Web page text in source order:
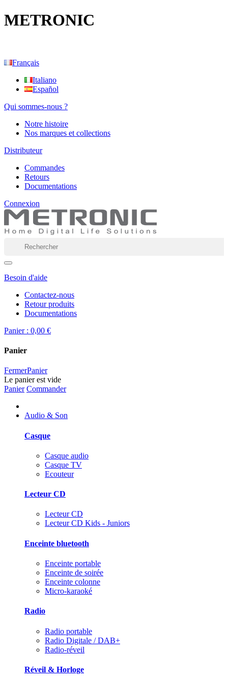
METRONIC
Français
Italiano
Español
Qui sommes-nous ?
Notre histoire
Nos marques et collections
Distributeur
Commandes
Retours
Documentations
Connexion
Besoin d'aide
Contactez-nous
Retour produits
Documentations
Panier : 0,00 €
Panier
FermerPanier
Le panier est vide
Panier Commander
Audio & Son
Casque
Casque audio
Casque TV
Ecouteur
Lecteur CD
Lecteur CD
Lecteur CD Kids - Juniors
Enceinte bluetooth
Enceinte portable
Enceinte de soirée
Enceinte colonne
Micro-karaoké
Radio
Radio portable
Radio Digitale / DAB+
Radio-réveil
Réveil & Horloge